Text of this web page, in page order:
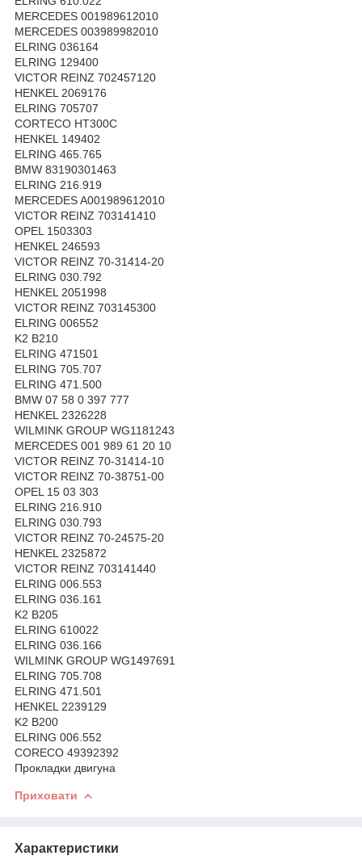
MERCEDES 001989612010
MERCEDES 003989982010
ELRING 036164
ELRING 129400
VICTOR REINZ 702457120
HENKEL 2069176
ELRING 705707
CORTECO HT300C
HENKEL 149402
ELRING 465.765
BMW 83190301463
ELRING 216.919
MERCEDES A001989612010
VICTOR REINZ 703141410
OPEL 1503303
HENKEL 246593
VICTOR REINZ 70-31414-20
ELRING 030.792
HENKEL 2051998
VICTOR REINZ 703145300
ELRING 006552
K2 B210
ELRING 471501
ELRING 705.707
ELRING 471.500
BMW 07 58 0 397 777
HENKEL 2326228
WILMINK GROUP WG1181243
MERCEDES 001 989 61 20 10
VICTOR REINZ 70-31414-10
VICTOR REINZ 70-38751-00
OPEL 15 03 303
ELRING 216.910
ELRING 030.793
VICTOR REINZ 70-24575-20
HENKEL 2325872
VICTOR REINZ 703141440
ELRING 006.553
ELRING 036.161
K2 B205
ELRING 610022
ELRING 036.166
WILMINK GROUP WG1497691
ELRING 705.708
ELRING 471.501
HENKEL 2239129
K2 B200
ELRING 006.552
CORECO 49392392
Прокладки двигуна
Приховати
Характеристики